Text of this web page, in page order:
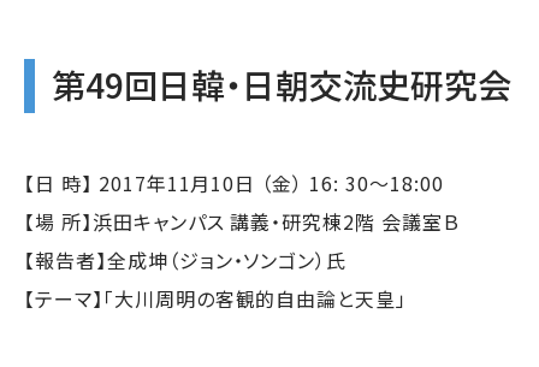
第49回日韓・日朝交流史研究会
【日 時】 2017年11月10日 （金） 16: 30～18:00
【場 所】浜田キャンパス 講義・研究棟2階 会議室Ｂ
【報告者】全成坤（ジョン・ソンゴン）氏
【テーマ】「大川周明の客観的自由論と天皇」